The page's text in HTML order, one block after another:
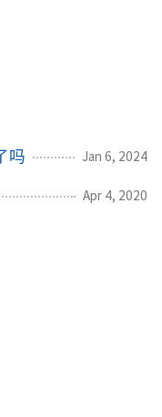
吗 Jan 6, 2024
Apr 4, 2020